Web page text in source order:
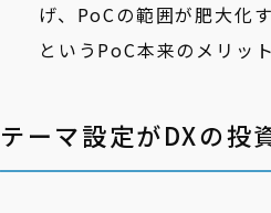
げ、PoCの範囲が肥大化
というPoC本来のメリッ
テーマ設定がDXの投